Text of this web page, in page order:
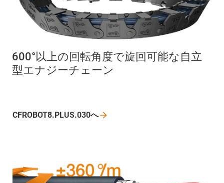
600°以上の回転角度で旋回可能な自立
型エナジーチェーン
CFROBOT8.PLUS.030へ